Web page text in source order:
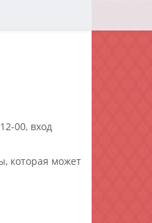
00, вход
которая может